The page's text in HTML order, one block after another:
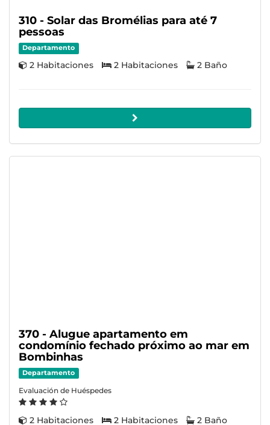
310 - Solar das Bromélias para até 7
pessoas
Departamento
2 Habitaciones 2 Habitaciones 2 Baño
370 - Alugue apartamento em
condomínio fechado próximo ao mar em
Bombinhas
Departamento
Evaluación de Huéspedes
2 Habitaciones 2 Habitaciones
2 Baño